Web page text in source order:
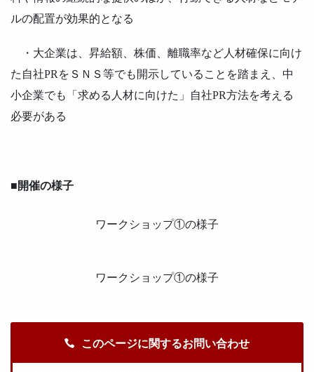
ルの配置が効果的となる
・大企業は、昇給額、株価、離職率など人材確保に向け
た自社PRをＳＮＳ等でも開示していることを踏まえ、中
小企業でも「求める人材に向けた」自社PR方法を考える
必要がある
■開催の様子
ワークショップ①の様子
ワークショップ①の様子
このページに関するお問い合わせ